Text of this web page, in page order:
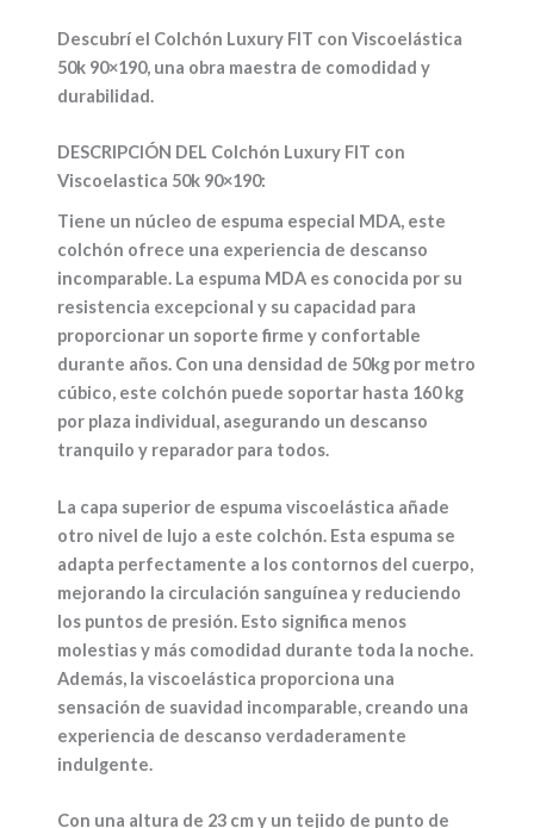
Descubrí el Colchón Luxury FIT con Viscoelástica
50k 90×190, una obra maestra de comodidad y
durabilidad.
DESCRIPCIÓN DEL Colchón Luxury FIT con
Viscoelastica 50k 90×190:
Tiene un núcleo de espuma especial MDA, este
colchón ofrece una experiencia de descanso
incomparable. La espuma MDA es conocida por su
resistencia excepcional y su capacidad para
proporcionar un soporte firme y confortable
durante años. Con una densidad de 50kg por metro
cúbico, este colchón puede soportar hasta 160 kg
por plaza individual, asegurando un descanso
tranquilo y reparador para todos.
La capa superior de espuma viscoelástica añade
otro nivel de lujo a este colchón. Esta espuma se
adapta perfectamente a los contornos del cuerpo,
mejorando la circulación sanguínea y reduciendo
los puntos de presión. Esto significa menos
molestias y más comodidad durante toda la noche.
Además, la viscoelástica proporciona una
sensación de suavidad incomparable, creando una
experiencia de descanso verdaderamente
indulgente.
Con una altura de 23 cm y un tejido de punto de